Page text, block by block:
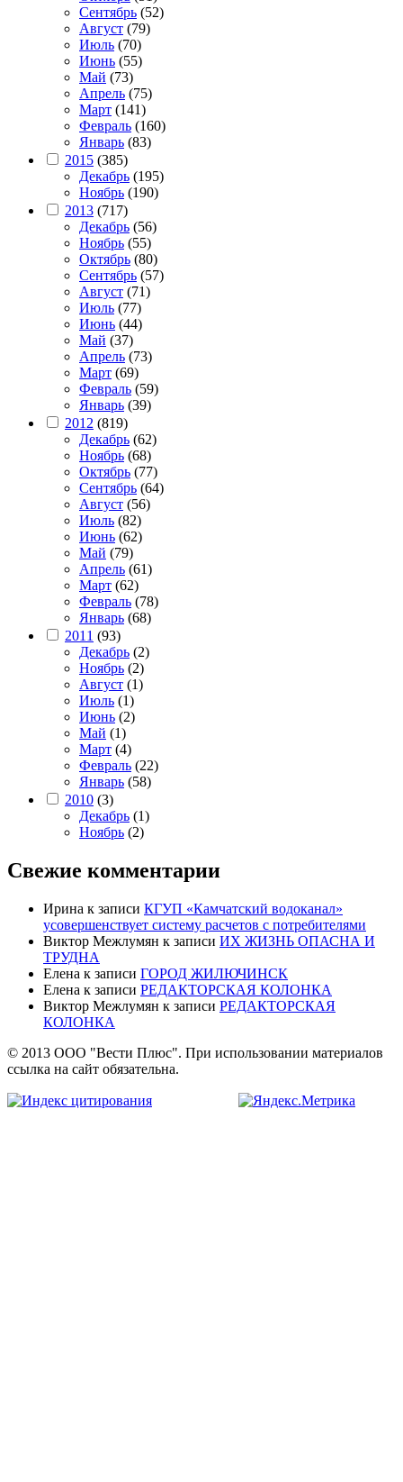
Сентябрь (52)
Август (79)
Июль (70)
Июнь (55)
Май (73)
Апрель (75)
Март (141)
Февраль (160)
Январь (83)
2015 (385)
Декабрь (195)
Ноябрь (190)
2013 (717)
Декабрь (56)
Ноябрь (55)
Октябрь (80)
Сентябрь (57)
Август (71)
Июль (77)
Июнь (44)
Май (37)
Апрель (73)
Март (69)
Февраль (59)
Январь (39)
2012 (819)
Декабрь (62)
Ноябрь (68)
Октябрь (77)
Сентябрь (64)
Август (56)
Июль (82)
Июнь (62)
Май (79)
Апрель (61)
Март (62)
Февраль (78)
Январь (68)
2011 (93)
Декабрь (2)
Ноябрь (2)
Август (1)
Июль (1)
Июнь (2)
Май (1)
Март (4)
Февраль (22)
Январь (58)
2010 (3)
Декабрь (1)
Ноябрь (2)
Свежие комментарии
Ирина к записи КГУП «Камчатский водоканал»
усовершенствует систему расчетов с потребителями
Виктор Межлумян к записи ИХ ЖИЗНЬ ОПАСНА И
ТРУДНА
Елена к записи ГОРОД ЖИЛЮЧИНСК
Елена к записи РЕДАКТОРСКАЯ КОЛОНКА
Виктор Межлумян к записи РЕДАКТОРСКАЯ
КОЛОНКА
© 2013 ООО "Вести Плюс". При использовании материалов
ссылка на сайт обязательна.